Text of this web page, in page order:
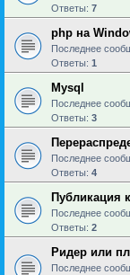
Ответы: 7
php на
Последнее
Ответы: 1
Mysql
Последнее
Ответы: 3
Последнее
Ответы: 4
Публикация
Последнее
Ответы: 2
Ридер или
Последнее